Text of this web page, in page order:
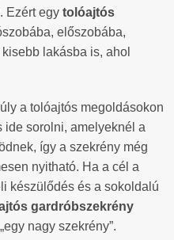
Ezért egy tolóajtós
előszobába,
lakásba is, ahol
a tolóajtós megoldásokon
ide sorolni, amelyeknél a
így a szekrény még
nyitható. Ha a cél a
készülődés és a sokoldalú
gardróbszekrény
nagy szekrény”.